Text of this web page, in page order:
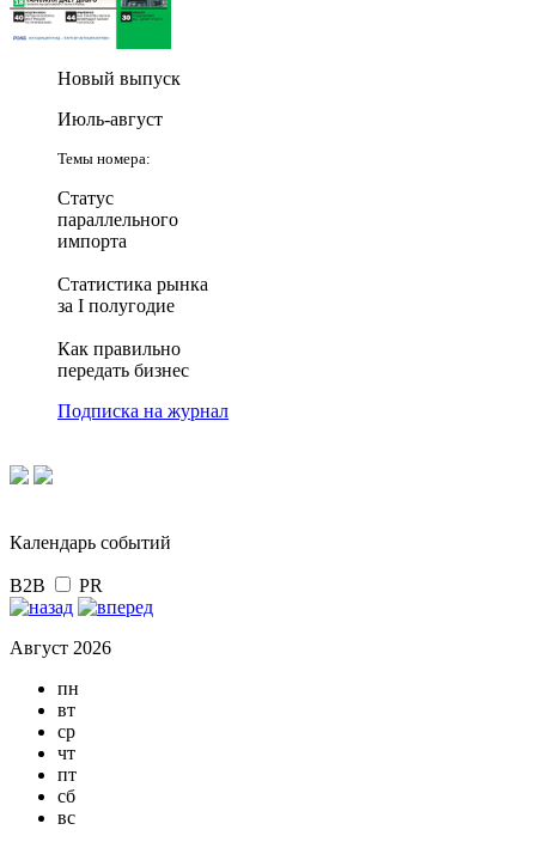
Новый выпуск
Июль-август
Темы номера:
Статус
параллельного
импорта
Статистика рынка
за I полугодие
Как правильно
передать бизнес
Подписка на журнал
Календарь событий
B2B PR
Август 2026
пн
вт
ср
чт
пт
сб
вс